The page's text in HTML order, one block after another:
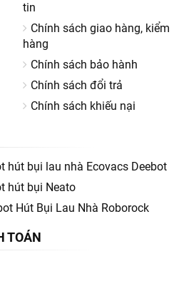
tin
Chính sách giao hàng, kiểm
hàng
Chính sách bảo hành
Chính sách đổi trả
Chính sách khiếu nại
hút bụi lau nhà Ecovacs Deebot
hút bụi Neato
Hút Bụi Lau Nhà Roborock
TOÁN